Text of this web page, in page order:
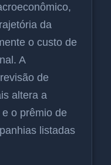
da
o custo de
A
de
altera a
o prêmio de
listadas